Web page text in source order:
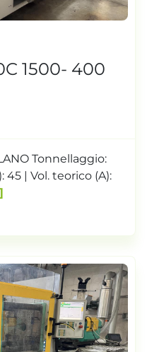
1500- 400
Tonnellaggio:
| Vol. teorico (A):